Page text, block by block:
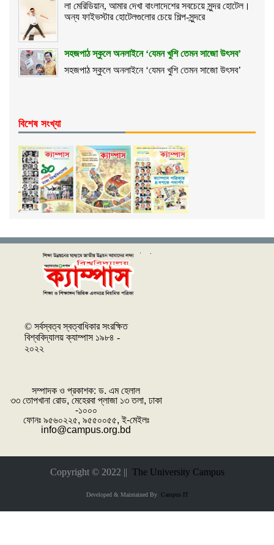
লা মেরিডিয়ান, আমার দেখা বাংলাদেশের সবচেয়ে সুন্দর হোটেল।
অন্য ফাইভস্টার হোটেলগুলোর চেয়ে শিল্প-সুন্দরে
সহজপাঠ স্কুলে অনলাইনে ‘যেমন খুশি তেমন সাজো উৎসব’
সহজপাঠ স্কুলে অনলাইনে ‘যেমন খুশি তেমন সাজো উৎসব’
বিশেষ সংখ্যা
© সর্বস্বত্ব স্বত্বাধিকার সংরক্ষিত
বিশ্ববিদ্যালয় ক্যাম্পাস ১৯৮৪ -
২০২২
সম্পাদক ও প্রকাশক: ‌ড. এম হেলাল
৩৩ তোপখানা রোড, মেহেরবা প্লাজা ১৩ তলা, ঢাকা
-১০০০
ফোনঃ ৯৫৬০২২৫, ৯৫৫০০৫৫, ই-মেইলঃ
info@campus.org.bd
Copyright © 2022 || The University Campus
Developed & Maintained ByCampus IT